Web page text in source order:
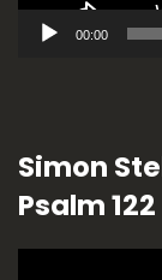
00:00
Simon
Psalm 122